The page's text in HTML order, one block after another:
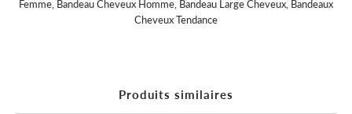
Femme, Bandeau Cheveux Homme, Bandeau Large Cheveux, Bandeaux
Cheveux Tendance
Produits similaires